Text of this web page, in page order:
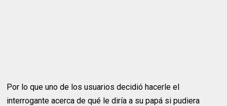
Por lo que uno de los usuarios decidió hacerle el
interrogante acerca de qué le diría a su papá si pudiera